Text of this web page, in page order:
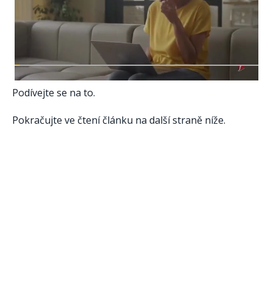
Podívejte se na to.
Pokračujte ve čtení článku na další straně níže.